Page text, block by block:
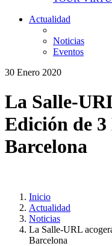
Actualidad
Noticias
Eventos
30 Enero 2020
La Salle-
Edición de
Barcelona
Inicio
Actualidad
Noticias
La Salle-URL
Barcelona